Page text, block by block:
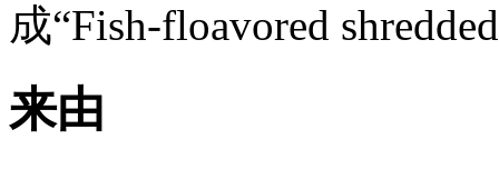
成“Fish-floavored
来由